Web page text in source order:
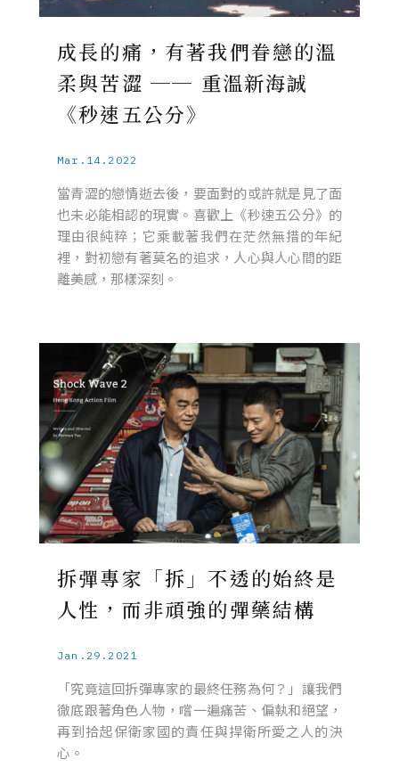
成長的痛，有著我們眷戀的溫
柔與苦澀 ── 重溫新海誠
《秒速五公分》
Mar.14.2022
當青澀的戀情逝去後，要面對的或許就是見了面
也未必能相認的現實。喜歡上《秒速五公分》的
理由很純粹；它乘載著我們在茫然無措的年紀
裡，對初戀有著莫名的追求，人心與人心間的距
離美感，那樣深刻。
拆彈專家「拆」不透的始終是
人性，而非頑強的彈藥結構
Jan.29.2021
「究竟這回拆彈專家的最終任務為何？」讓我們
徹底跟著角色人物，嚐一遍痛苦、偏執和絕望，
再到拾起保衛家國的責任與捍衛所愛之人的決
心。